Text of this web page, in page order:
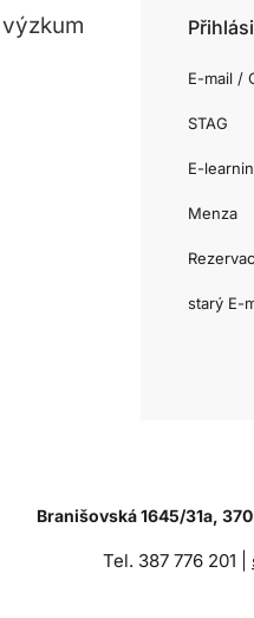
E-mail /
STAG
E-
Menza
starý E-
Branišovská 1645/31a,
Tel. 387 776 201 |